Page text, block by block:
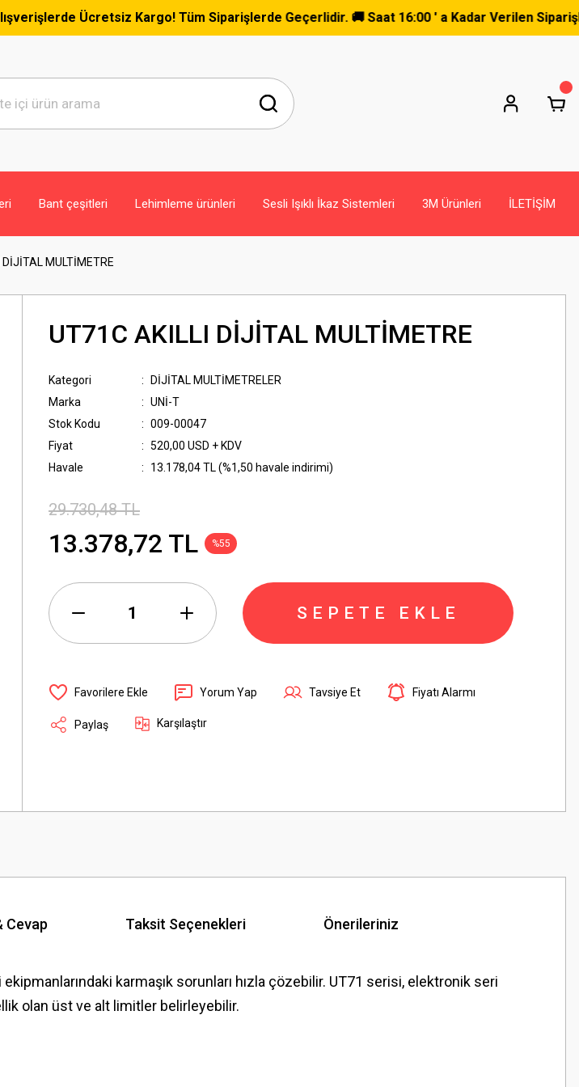
Ücretsiz Kargo! Tüm Siparişlerde Geçerlidir. 🚚 Saat 16:00 ' a Kadar Verilen Siparişler
Bant çeşitleri Lehimleme ürünleri Sesli Işıklı İkaz Sistemleri 3M Ürünleri İLETİŞİM
MULTİMETRE
UT71C AKILLI DİJİTAL MULTİMETRE
Kategori
DİJİTAL MULTİMETRELER
Marka
UNİ-T
Stok Kodu
009-00047
Fiyat
520,00 USD + KDV
Havale
13.178,04 TL (%1,50 havale indirimi)
29.730,48 TL
13.378,72 TL %55
SEPETE EKLE
Yorum Yap Tavsiye Et Fiyatı Alarmı
Paylaş Karşılaştır
Cevap Taksit Seçenekleri Önerileriniz
karmaşık sorunları hızla çözebilir. UT71 serisi, elektronik seri
olan üst ve alt limitler belirleyebilir.